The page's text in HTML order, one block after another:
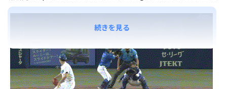
続きを見る